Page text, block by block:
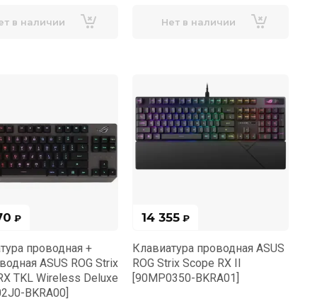
в наличии Нет в наличии
₽
проводная +
ASUS ROG Strix
TKL Wireless Deluxe
BKRA00]
14 355 ₽
Клавиатура проводная ASUS
ROG Strix Scope RX II
[90MP0350-BKRA01]